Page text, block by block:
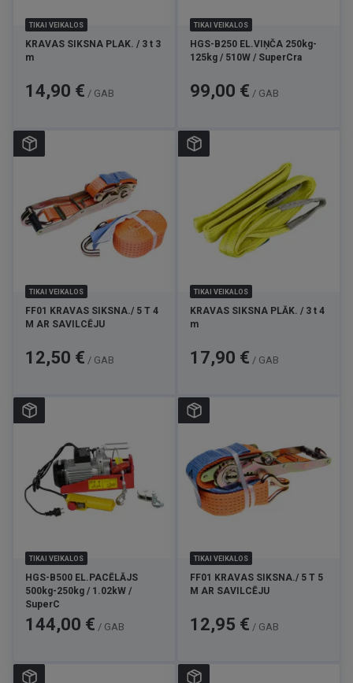
TIKAI VEIKALOS
KRAVAS SIKSNA PLAK. / 3 t 3
m
Cena
14,90 € / GAB
TIKAI VEIKALOS
HGS-B250 EL.VIŅČA 250kg-
125kg / 510W / SuperCra
Cena
99,00 € / GAB
TIKAI VEIKALOS
FF01 KRAVAS SIKSNA./ 5 T 4
M AR SAVILCĒJU
Cena
12,50 € / GAB
TIKAI VEIKALOS
KRAVAS SIKSNA PLĀK. / 3 t 4
m
Cena
17,90 € / GAB
TIKAI VEIKALOS
HGS-B500 EL.PACĒLĀJS
500kg-250kg / 1.02kW /
SuperC
Cena
144,00 € / GAB
TIKAI VEIKALOS
FF01 KRAVAS SIKSNA./ 5 T 5
M AR SAVILCĒJU
Cena
12,95 € / GAB